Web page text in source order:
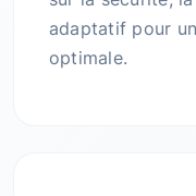
adaptatif pour
optimale.